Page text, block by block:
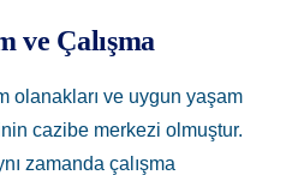
ve Çalışma
olanakları ve uygun yaşam
cazibe merkezi olmuştur.
zamanda çalışma